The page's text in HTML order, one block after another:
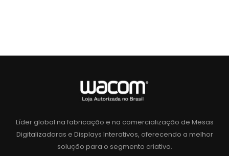
Líder global na fabricação e na comercialização de Mesas
Digitalizadoras e Displays Interativos, oferecendo a melhor
solução para o segmento criativo.